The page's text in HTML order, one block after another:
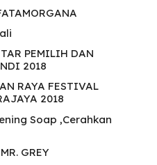
PEMILIH DAN
2018
RAYA FESTIVAL
2018
Soap ,Cerahkan
GREY